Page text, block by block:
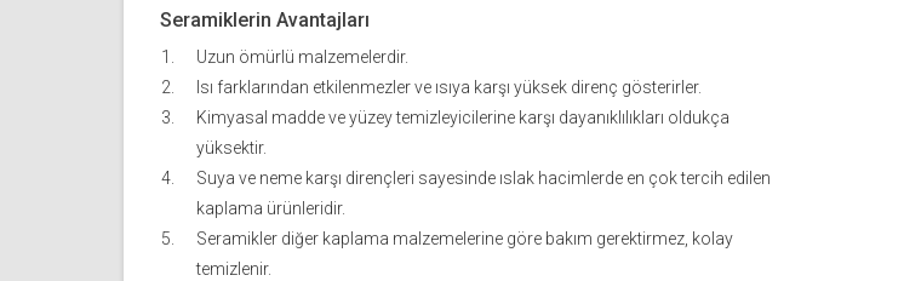
Seramiklerin Avantajları
Uzun ömürlü malzemelerdir.
Isı farklarından etkilenmezler ve ısıya karşı yüksek direnç gösterirler.
Kimyasal madde ve yüzey temizleyicilerine karşı dayanıklılıkları oldukça
yüksektir.
Suya ve neme karşı dirençleri sayesinde ıslak hacimlerde en çok tercih edilen
kaplama ürünleridir.
Seramikler diğer kaplama malzemelerine göre bakım gerektirmez, kolay
temizlenir.